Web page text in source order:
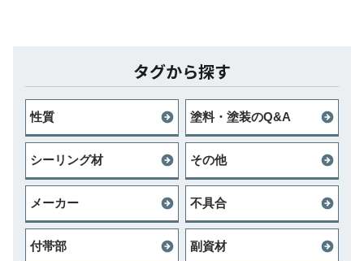
タグから探す
性質 塗料・塗装のQ&A
シーリング材 その他
メーカー 不具合
付帯部 副資材